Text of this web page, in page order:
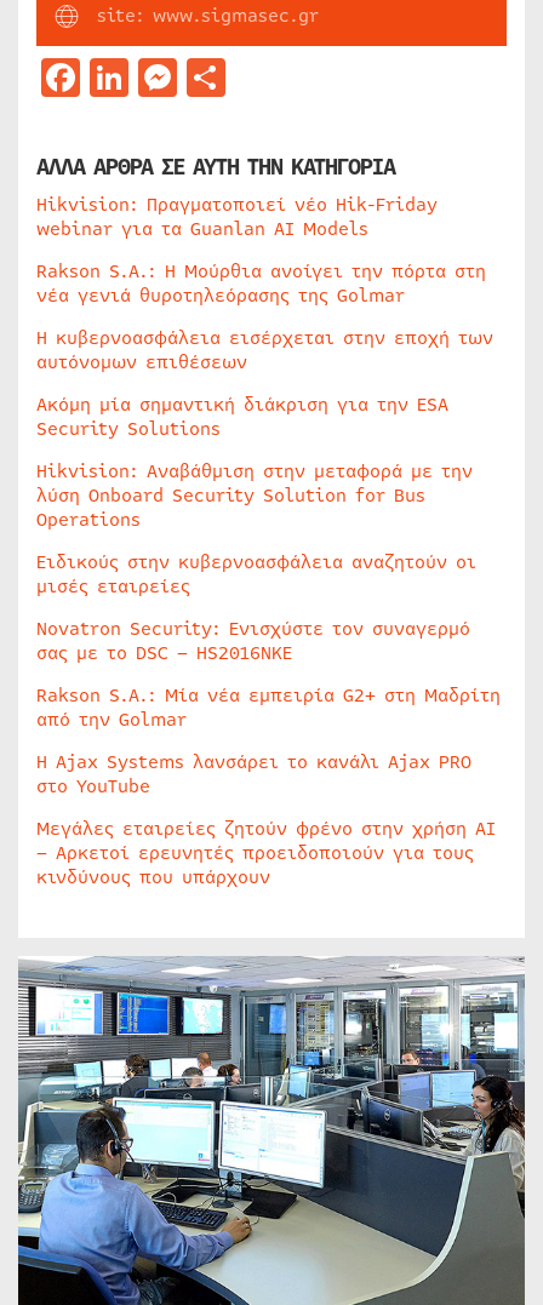
site: www.sigmasec.gr
Facebook
LinkedIn
Messenger
ΑΛΛΑ ΑΡΘΡΑ ΣΕ ΑΥΤΗ ΤΗΝ ΚΑΤΗΓΟΡΙΑ
Hikvision: Πραγματοποιεί νέο Hik-Friday
webinar για τα Guanlan AI Models
Rakson S.A.: Η Μούρθια ανοίγει την πόρτα στη
νέα γενιά θυροτηλεόρασης της Golmar
Η κυβερνοασφάλεια εισέρχεται στην εποχή των
αυτόνομων επιθέσεων
Ακόμη μία σημαντική διάκριση για την ESA
Security Solutions
Hikvision: Αναβάθμιση στην μεταφορά με την
λύση Onboard Security Solution for Bus
Operations
Ειδικούς στην κυβερνοασφάλεια αναζητούν οι
μισές εταιρείες
Novatron Security: Ενισχύστε τον συναγερμό
σας με το DSC – HS2016NKE
Rakson S.A.: Μία νέα εμπειρία G2+ στη Μαδρίτη
από την Golmar
Η Ajax Systems λανσάρει το κανάλι Ajax PRO
στο YouTube
Μεγάλες εταιρείες ζητούν φρένο στην χρήση AI
– Αρκετοί ερευνητές προειδοποιούν για τους
κινδύνους που υπάρχουν